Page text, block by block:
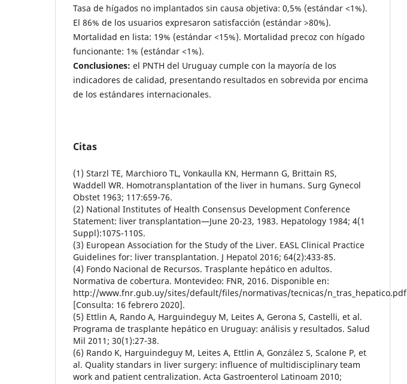
Tasa de hígados no implantados sin causa objetiva: 0,5% (estándar <1%).
El 86% de los usuarios expresaron satisfacción (estándar >80%).
Mortalidad en lista: 19% (estándar <15%). Mortalidad precoz con hígado
funcionante: 1% (estándar <1%).
Conclusiones: el PNTH del Uruguay cumple con la mayoría de los
indicadores de calidad, presentando resultados en sobrevida por encima
de los estándares internacionales.
Citas
(1) Starzl TE, Marchioro TL, Vonkaulla KN, Hermann G, Brittain RS,
Waddell WR. Homotransplantation of the liver in humans. Surg Gynecol
Obstet 1963; 117:659-76.
(2) National Institutes of Health Consensus Development Conference
Statement: liver transplantation—June 20-23, 1983. Hepatology 1984; 4(1
Suppl):107S-110S.
(3) European Association for the Study of the Liver. EASL Clinical Practice
Guidelines for: liver transplantation. J Hepatol 2016; 64(2):433-85.
(4) Fondo Nacional de Recursos. Trasplante hepático en adultos.
Normativa de cobertura. Montevideo: FNR, 2016. Disponible en:
http://www.fnr.gub.uy/sites/default/files/normativas/tecnicas/n_tras_hepatico.pdf
[Consulta: 16 febrero 2020].
(5) Ettlin A, Rando A, Harguindeguy M, Leites A, Gerona S, Castelli, et al.
Programa de trasplante hepático en Uruguay: análisis y resultados. Salud
Mil 2011; 30(1):27-38.
(6) Rando K, Harguindeguy M, Leites A, Ettlin A, González S, Scalone P, et
al. Quality standars in liver surgery: influence of multidisciplinary team
work and patient centralization. Acta Gastroenterol Latinoam 2010;